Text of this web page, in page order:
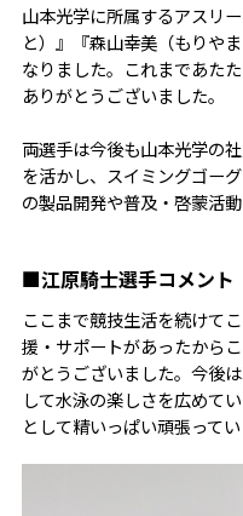
山本光学に所属するアスリ
と）』『森山幸美（もりや
なりました。これまであた
ありがとうございました。
両選手は今後も山本光学の
を活かし、スイミングゴー
の製品開発や普及・啓蒙活動
■江原騎士選手コメント
ここまで競技生活を続けて
援・サポートがあったから
がとうございました。今後
して水泳の楽しさを広めて
として精いっぱい頑張ってい